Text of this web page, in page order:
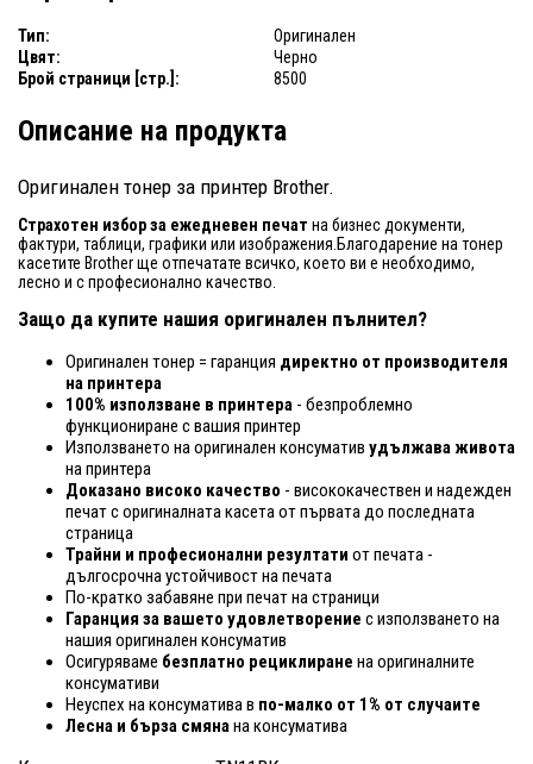
Тип:
Оригинален
Цвят:
Черно
Брой страници [стр.]:
8500
Описание на продукта
Оригинален тонер за принтер Brother.
Страхотен избор за ежедневен печат на бизнес документи,
фактури, таблици, графики или изображения.Благодарение на тонер
касетите Brother ще отпечатате всичко, което ви е необходимо,
лесно и с професионално качество.
Защо да купите нашия оригинален пълнител?
Оригинален тонер = гаранция директно от производителя
на принтера
100% използване в принтера - безпроблемно
функциониране с вашия принтер
Използването на оригинален консуматив удължава живота
на принтера
Доказано високо качество - висококачествен и надежден
печат с оригиналната касета от първата до последната
страница
Трайни и професионални резултати от печата -
дългосрочна устойчивост на печата
По-кратко забавяне при печат на страници
Гаранция за вашето удовлетворение с използването на
нашия оригинален консуматив
Осигуряваме безплатно рециклиране на оригиналните
консумативи
Неуспех на консуматива в по-малко от 1% от случаите
Лесна и бърза смянана консуматива